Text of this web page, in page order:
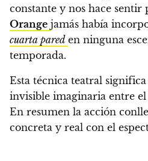
constante y nos hace sentir
Orange jamás había
cuarta pared en ninguna
temporada.
Esta técnica teatral
invisible imaginaria entre
En resumen la acción
concreta y real con el